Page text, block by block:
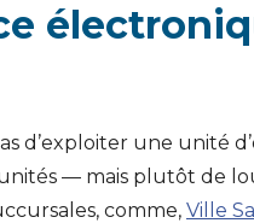
d’exploiter une unité
— mais plutôt de
comme, Ville